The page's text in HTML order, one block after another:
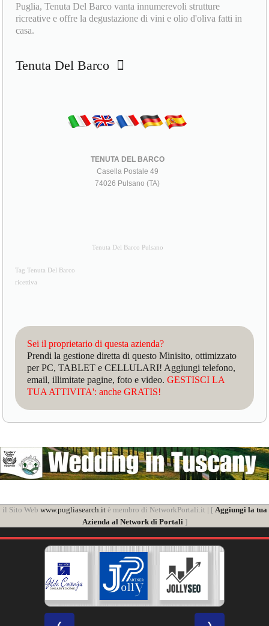
Puglia, Tenuta Del Barco vanta innumerevoli strutture
ricreative e offre la degustazione di vini e olio d'oliva fatti in
casa.
Tenuta Del Barco
TENUTA DEL BARCO
Casella Postale 49
74026 Pulsano (TA)
Tenuta Del Barco Pulsano
Tag Tenuta Del Barco
ricettiva
Sei il proprietario di questa azienda?
Prendi la gestione diretta di questo Minisito, ottimizzato
per PC, TABLET e CELLULARI! Aggiungi telefono,
email, illimitate pagine, foto e video.GESTISCI LA
TUA ATTIVITA': anche GRATIS!
il Sito Web www.pugliasearch.itè membro di NetworkPortali.it | [ Aggiungi la tua
Azienda al Network di Portali]